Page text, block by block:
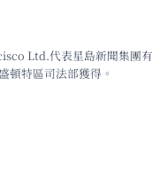
Ltd.代表星島新聞集團有
頓特區司法部獲得。